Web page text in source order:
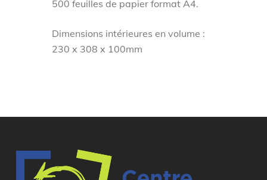
500 feuilles de papier format A4.
Dimensions intérieures en volume :
230 x 308 x 100mm